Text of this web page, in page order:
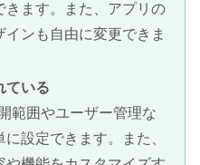
きます。また、アプリの
ンも自由に変更できま
ている
範囲やユーザー管理な
設定できます。また、